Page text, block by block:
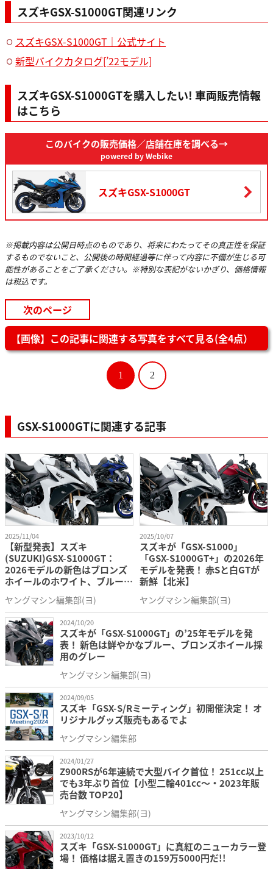
内径×行程 / 圧縮比 73.4mm × 59.0mm / 12.2
最高出力※5 110kW〈150PS〉 / 11,000rpm
燃料供給装置 フューエルインジェクションシステム
始動方式
フルトランジスタ式
潤滑方式 圧送式
潤滑油容量 3.4L
燃料タンク容量 19L
変速機形式 常時噛合式6段リターン
変速比
2速
3速 1.714
4速 1.500
1.360
減速比（1次 / 2次） 1.553 / 2.588
フレーム形式 ダイヤモンド
キャスター / トレール 25°/ 100mm
ブレーキ形式（前 / 後）
油圧式ダブルディスク（ABS） / 油圧式
シングルディスク（ABS）
タイヤサイズ（前 / 後）
120/70ZR17M/C（58W） /
190/50ZR17M/C（73W）
舵取り角左右 31°
排出ガス基準
平成32年（令和2年）国内排出ガス規制
スズキGSX-S1000GT関連リンク
スズキGSX-S1000GT｜公式サイト
新型バイクカタログ[’22モデル]
スズキGSX-S1000GTを購入したい! 車両販売情報
はこちら
このバイクの販売価格／店舗在庫を調べる→
powered by Webike
スズキGSX-S1000GT
※掲載内容は公開日時点のものであり、将来にわたってその真正性を保証
するものでないこと、公開後の時間経過等に伴って内容に不備が生じる可
能性があることをご了承ください。※特別な表記がないかぎり、価格情報
は税込です。
次のページ
【画像】この記事に関連する写真をすべて見る(全4点）
1 2
GSX-S1000GTに関連する記事
2025/11/04
【新型発表】スズキ
(SUZUKI)GSX-S1000GT：
2026モデルの新色はブロンズ
ホイールのホワイト、ブルーホ
ヤングマシン編集部(ヨ)
2025/10/07
スズキが「GSX-S1000」
「GSX-S1000GT+」の2026年
モデルを発表！ 赤Sと白GTが
新鮮【北米】
ヤングマシン編集部(ヨ)
2024/10/20
スズキが「GSX-S1000GT」の’25年モデルを発
表！ 新色は鮮やかなブルー、ブロンズホイール採
用のグレー
ヤングマシン編集部(ヨ)
2024/09/05
スズキ「GSX-S/Rミーティング」初開催決定！ オ
リジナルグッズ販売もあるでよ
ヤングマシン編集部
2024/01/27
Z900RSが6年連続で大型バイク首位！ 251cc以上
でも3年ぶり首位【小型二輪401cc～・2023年販
売台数 TOP20】
ヤングマシン編集部(ヨ)
2023/10/12
スズキ「GSX-S1000GT」に真紅のニューカラー登
場！ 価格は据え置きの159万5000円だ!!